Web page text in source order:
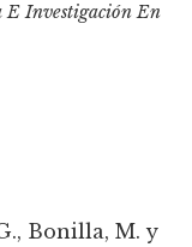
E Investigación En
Bonilla, M. y